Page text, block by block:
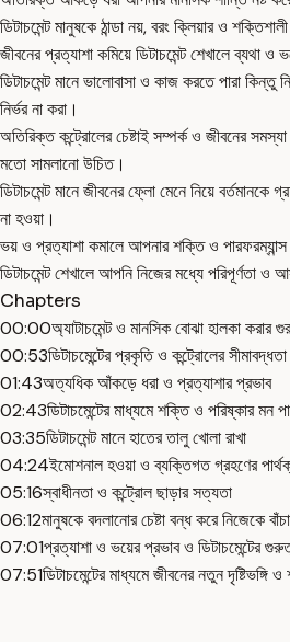
ডিটাচমেন্ট মানুষকে ঠান্ডা নয়, বরং ক্লিয়ার ও
জীবনের প্রত্যাশা কমিয়ে ডিটাচমেন্ট শেখালে ব্যথা ও
ডিটাচমেন্ট মানে ভালোবাসা ও কাজ করতে পারা
নির্ভর না করা।
অতিরিক্ত কন্ট্রোলের চেষ্টাই সম্পর্ক ও জীবনের সমস্যা
মতো সামলানো উচিত।
ডিটাচমেন্ট মানে জীবনের ফ্লো মেনে নিয়ে
না হওয়া।
ভয় ও প্রত্যাশা কমালে আপনার শক্তি ও পারফরম্যান্স
ডিটাচমেন্ট শেখালে আপনি নিজের মধ্যে পরিপূর্ণতা ও
Chapters
00:00অ্যাটাচমেন্ট ও মানসিক বোঝা হালকা করার
00:53ডিটাচমেন্টের প্রকৃতি ও কন্ট্রোলের সীমাবদ্ধতা
01:43অত্যধিক আঁকড়ে ধরা ও প্রত্যাশার প্রভাব
02:43ডিটাচমেন্টের মাধ্যমে শক্তি ও পরিষ্কার মন
03:35ডিটাচমেন্ট মানে হাতের তালু খোলা রাখা
04:24ইমোশনাল হওয়া ও ব্যক্তিগত গ্রহণের
05:16স্বাধীনতা ও কন্ট্রোল ছাড়ার সত্যতা
06:12মানুষকে বদলানোর চেষ্টা বন্ধ করে নিজেকে
07:01প্রত্যাশা ও ভয়ের প্রভাব ও ডিটাচমেন্টের
07:51ডিটাচমেন্টের মাধ্যমে জীবনের নতুন দৃষ্টিভঙ্গি ও